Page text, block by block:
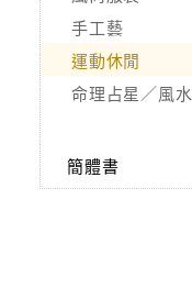
手工藝
運動休閒
命理占星／風水
簡體書